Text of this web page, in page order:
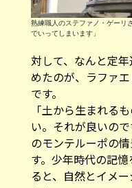
熟練職人のステファノ・ゲーリ
でいってしまいます」
めたのが、ラファ
です。
「土から生まれるも
い。それが良いの
のモンテルーポの
す。少年時代の記
ると、自然とイメ
とか。